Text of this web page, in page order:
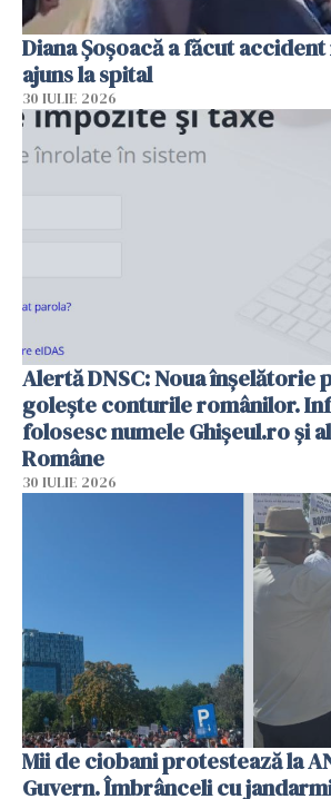
Diana Șoșoacă a făcut
ajuns la spital
30 IULIE 2026
Alertă DNSC: Noua înșelătorie
golește conturile românilor.
folosesc numele Ghișeul.ro și
Române
30 IULIE 2026
Mii de ciobani protestează la
Guvern. Îmbrânceli cu